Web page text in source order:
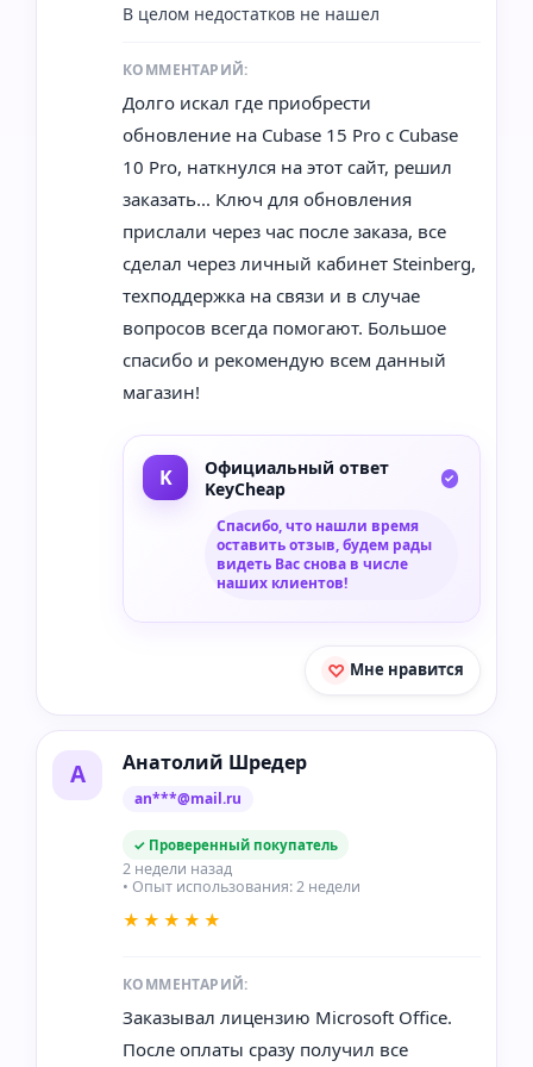
В целом недостатков не нашел
КОММЕНТАРИЙ:
Долго искал где приобрести
обновление на Cubase 15 Pro с Cubase
10 Pro, наткнулся на этот сайт, решил
заказать... Ключ для обновления
прислали через час после заказа, все
сделал через личный кабинет Steinberg,
техподдержка на связи и в случае
вопросов всегда помогают. Большое
спасибо и рекомендую всем данный
магазин!
Официальный ответ
KeyCheap
Спасибо, что нашли время
оставить отзыв, будем рады
видеть Вас снова в числе
наших клиентов!
Мне нравится
А Анатолий Шредер
an***@mail.ru
✓ Проверенный покупатель
2 недели назад
• Опыт использования: 2 недели
★★★★★
КОММЕНТАРИЙ:
Заказывал лицензию Microsoft Office.
После оплаты сразу получил все